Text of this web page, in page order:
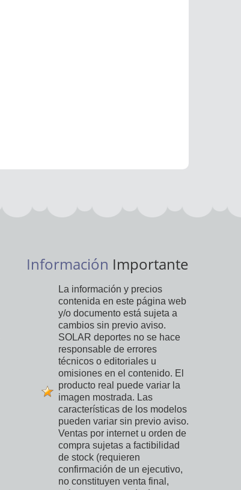
Información Importante
La información y precios
contenida en este página web
y/o documento está sujeta a
cambios sin previo aviso.
SOLAR deportes no se hace
responsable de errores
técnicos o editoriales u
omisiones en el contenido. El
producto real puede variar la
imagen mostrada. Las
características de los modelos
pueden variar sin previo aviso.
Ventas por internet u orden de
compra sujetas a factibilidad
de stock (requieren
confirmación de un ejecutivo,
no constituyen venta final,